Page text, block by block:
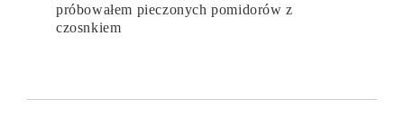
próbowałem pieczonych pomidorów z
czosnkiem